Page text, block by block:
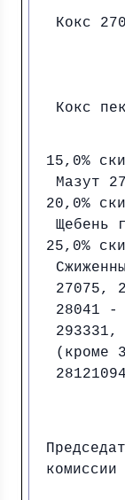
Кокс
Кокс
15,0%
Мазут
20,0%
Щебень
25,0%
27075,
28041 -
293331,
(кроме